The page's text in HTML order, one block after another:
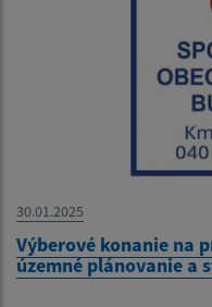
30.01.2025
Výberové konanie na
územné plánovanie a